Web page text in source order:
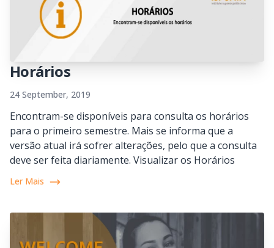
Horários
24 September, 2019
Encontram-se disponíveis para consulta os horários
para o primeiro semestre. Mais se informa que a
versão atual irá sofrer alterações, pelo que a consulta
deve ser feita diariamente. Visualizar os Horários
Ler Mais